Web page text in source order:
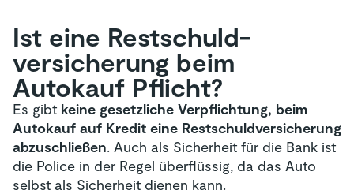
Ist eine Restschuld­
versicherung beim
Autokauf Pflicht?
Es gibt keine gesetzliche Verpflichtung, beim
Autokauf auf Kredit eine Restschuldversicherung
abzuschließen. Auch als Sicherheit für die Bank ist
die Police in der Regel überflüssig, da das Auto
selbst als Sicherheit dienen kann.